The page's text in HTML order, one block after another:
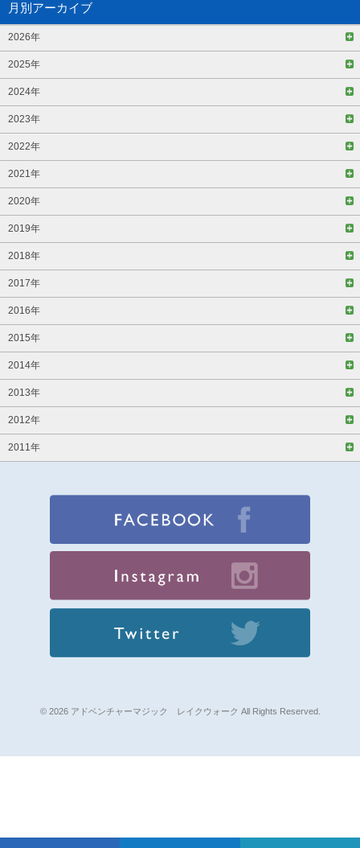
月別アーカイブ
2026年
2025年
2024年
2023年
2022年
2021年
2020年
2019年
2018年
2017年
2016年
2015年
2014年
2013年
2012年
2011年
© 2026 アドベンチャーマジック レイクウォーク All Rights Reserved.